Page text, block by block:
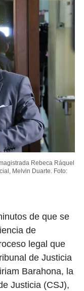
Rebeca Ráquel
Melvin Duarte. Foto:
de que se
de
legal que
de Justicia
Barahona, la
Justicia (CSJ),